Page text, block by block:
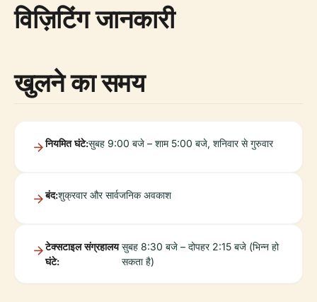
विज़िटिंग जानकारी
खुलने का समय
नियमित घंटे:सुबह 9:00 बजे – शाम 5:00 बजे, शनिवार से गुरुवार
बंद:शुक्रवार और सार्वजनिक अवकाश
टेक्सटाइल संग्रहालय
घंटे:
सुबह 8:30 बजे – दोपहर 2:15 बजे (भिन्न हो
सकता है)